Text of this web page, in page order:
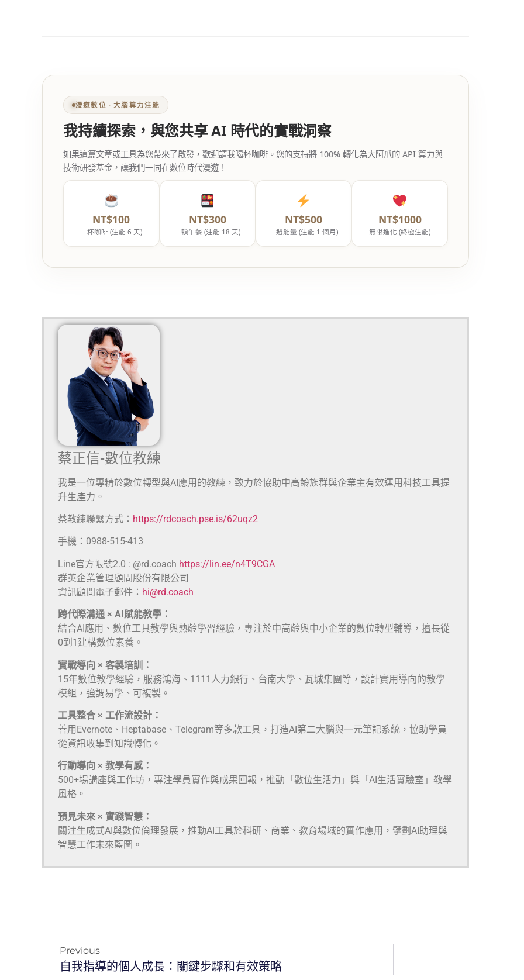
漫遊數位 ‧ 大腦算力注能
我持續探索，與您共享 AI 時代的實戰洞察
如果這篇文章或工具為您帶來了啟發，歡迎請我喝杯咖啡。您的支持將 100% 轉化為大阿爪的 API 算力與
技術研發基金，讓我們一同在數位時代漫遊！
NT$100
一杯咖啡 (注能 6 天)
NT$300
一頓午餐 (注能 18 天)
NT$500
一週能量 (注能 1 個月)
NT$1000
無限進化 (終極注能)
蔡正信-數位教練
我是一位專精於數位轉型與AI應用的教練，致力於協助中高齡族群與企業主有效運用科技工具提
升生產力。
蔡教練聯繫方式： https://rdcoach.pse.is/62uqz2
手機：0988-515-413
Line官方帳號2.0 : @rd.coach https://lin.ee/n4T9CGA
群英企業管理顧問股份有限公司
資訊顧問電子郵件： hi@rd.coach
跨代際溝通 × AI賦能教學：
結合AI應用、數位工具教學與熟齡學習經驗，專注於中高齡與中小企業的數位轉型輔導，擅長從
0到1建構數位素養。
實戰導向 × 客製培訓：
15年數位教學經驗，服務鴻海、1111人力銀行、台南大學、瓦城集團等，設計實用導向的教學
模組，強調易學、可複製。
工具整合 × 工作流設計：
善用Evernote、Heptabase、Telegram等多款工具，打造AI第二大腦與一元筆記系統，協助學員
從資訊收集到知識轉化。
行動導向 × 教學有感：
500+場講座與工作坊，專注學員實作與成果回報，推動「數位生活力」與「AI生活實驗室」教學
風格。
預見未來 × 實踐智慧：
關注生成式AI與數位倫理發展，推動AI工具於科研、商業、教育場域的實作應用，擘劃AI助理與
智慧工作未來藍圖。
Previous
自我指導的個人成長：關鍵步驟和有效策略